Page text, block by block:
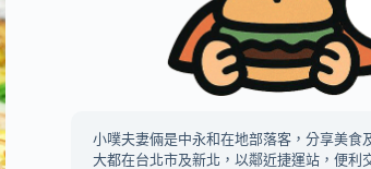
小噗夫妻倆是中永和在地部落客，分享美食
大都在台北市及新北，以鄰近捷運站，便利